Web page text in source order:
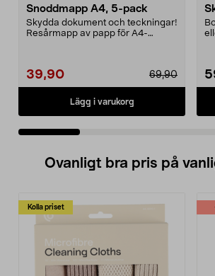
Snoddmapp A4, 5-pack
Skydda dokument och teckningar!
Resårmapp av papp för A4-
39,90 69,90
Lägg i varukorg
Ovanligt bra pris på
Kolla priset